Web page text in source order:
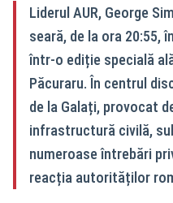
Liderul AUR, George
seară, de la ora 20:55,
într-o ediție specială
Păcuraru. În centrul
de la Galați, provocat
infrastructură civilă,
numeroase întrebări
reacția autorităților